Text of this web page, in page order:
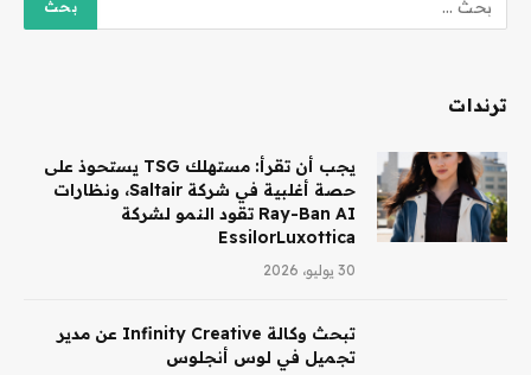
ترندات
يجب أن تقرأ: مستهلك TSG يستحوذ على
حصة أغلبية في شركة Saltair، ونظارات
Ray-Ban AI تقود النمو لشركة
EssilorLuxottica
30 يوليو، 2026
تبحث وكالة Infinity Creative عن مدير
تجميل في لوس أنجلوس